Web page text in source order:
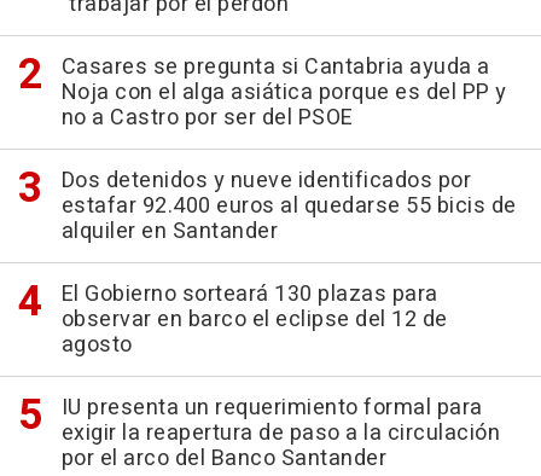
Casares se pregunta si Cantabria ayuda a
Noja con el alga asiática porque es del PP y
no a Castro por ser del PSOE
Dos detenidos y nueve identificados por
estafar 92.400 euros al quedarse 55 bicis de
alquiler en Santander
El Gobierno sorteará 130 plazas para
observar en barco el eclipse del 12 de
agosto
IU presenta un requerimiento formal para
exigir la reapertura de paso a la circulación
por el arco del Banco Santander